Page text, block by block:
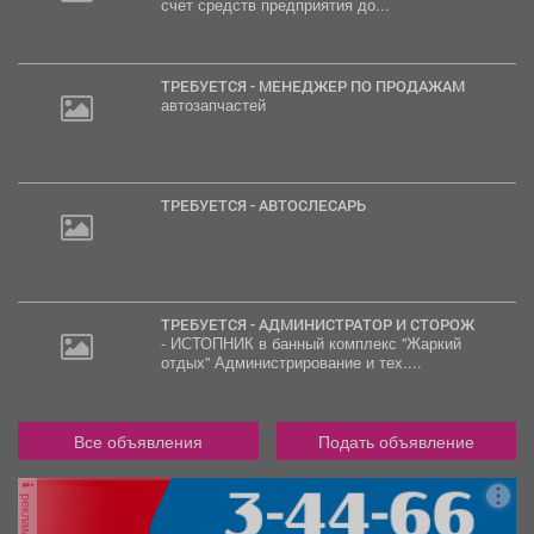
счет средств предприятия до...
ТРЕБУЕТСЯ - МЕНЕДЖЕР ПО ПРОДАЖАМ
автозапчастей
ТРЕБУЕТСЯ - АВТОСЛЕСАРЬ
ТРЕБУЕТСЯ - АДМИНИСТРАТОР И СТОРОЖ
- ИСТОПНИК в банный комплекс "Жаркий
отдых" Администрирование и тех....
Все объявления Подать объявление
реклама